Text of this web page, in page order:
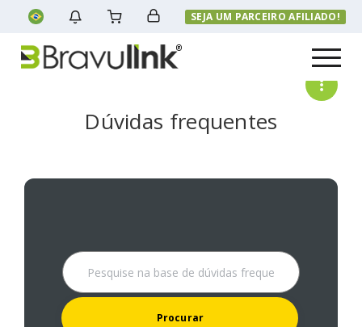
SEJA UM PARCEIRO AFILIADO!
Menu
Dúvidas frequentes